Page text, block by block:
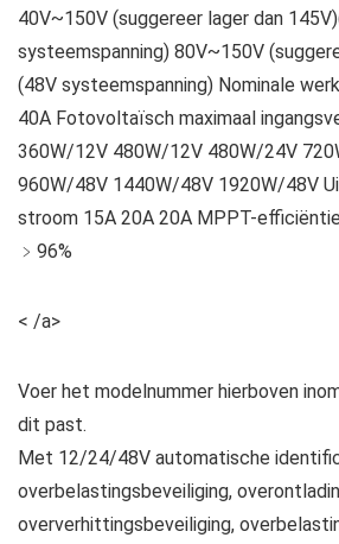
40V~150V (suggereer lager dan
systeemspanning) 80V~150V
(48V systeemspanning) Nominale
40A Fotovoltaïsch maximaal
360W/12V 480W/12V 480W/24V
960W/48V 1440W/48V 1920W/48V
stroom 15A 20A 20A MPPT-
﹥96%
< /a>
Voer het modelnummer hierboven
dit past.
Met 12/24/48V automatische
overbelastingsbeveiliging,
oververhittingsbeveiliging,